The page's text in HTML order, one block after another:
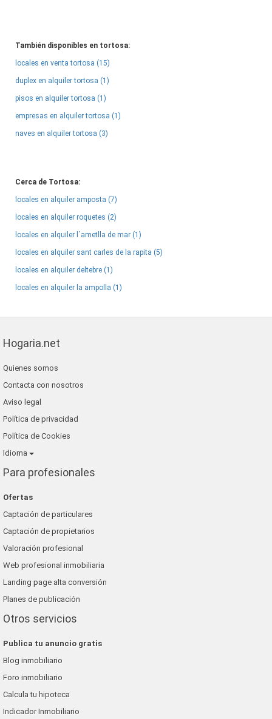
También disponibles en tortosa:
locales en venta tortosa (15)
duplex en alquiler tortosa (1)
pisos en alquiler tortosa (1)
empresas en alquiler tortosa (1)
naves en alquiler tortosa (3)
Cerca de Tortosa:
locales en alquiler amposta (7)
locales en alquiler roquetes (2)
locales en alquiler l´ametlla de mar (1)
locales en alquiler sant carles de la rapita (5)
locales en alquiler deltebre (1)
locales en alquiler la ampolla (1)
Hogaria.net
Quienes somos
Contacta con nosotros
Aviso legal
Política de privacidad
Política de Cookies
Idioma
Para profesionales
Ofertas
Captación de particulares
Captación de propietarios
Valoración profesional
Web profesional inmobiliaria
Landing page alta conversión
Planes de publicación
Otros servicios
Publica tu anuncio gratis
Blog inmobiliario
Foro inmobiliario
Calcula tu hipoteca
Indicador Inmobiliario